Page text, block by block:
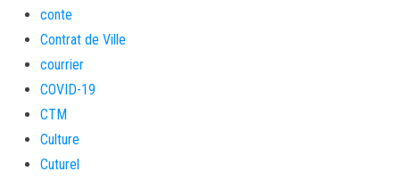
conte
Contrat de Ville
courrier
COVID-19
CTM
Culture
Cuturel